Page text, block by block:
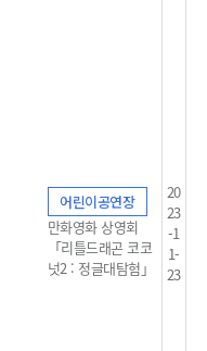
어린이공연장
만화영화 상영회
「리틀드래곤 코코
넛2 : 정글대탐험」
20
23
-1
1-
23